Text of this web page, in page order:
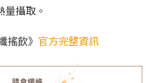
攝取。
飲》 官方完整資訊